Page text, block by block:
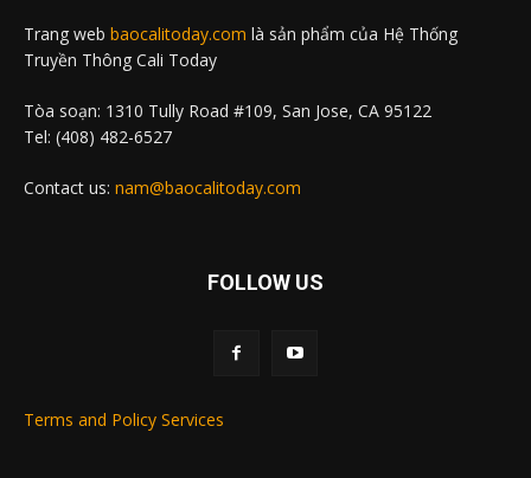
Trang web baocalitoday.com là sản phẩm của Hệ Thống
Truyền Thông Cali Today
Tòa soạn: 1310 Tully Road #109, San Jose, CA 95122
Tel: (408) 482-6527
Contact us: nam@baocalitoday.com
FOLLOW US
Terms and Policy Services